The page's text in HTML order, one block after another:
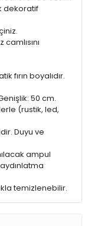
dekoratif
fırın boyalıdır.
50 cm.
(rustik, led,
Duyu ve
ampul
temizlenebilir.